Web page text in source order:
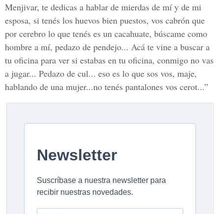
Menjivar, te dedicas a hablar de mierdas de mí y de mi
esposa, si tenés los huevos bien puestos, vos cabrón que
por cerebro lo que tenés es un cacahuate, búscame como
hombre a mí, pedazo de pendejo... Acá te vine a buscar a
tu oficina para ver si estabas en tu oficina, conmigo no vas
a jugar... Pedazo de cul... eso es lo que sos vos, maje,
hablando de una mujer...no tenés pantalones vos cerot...”